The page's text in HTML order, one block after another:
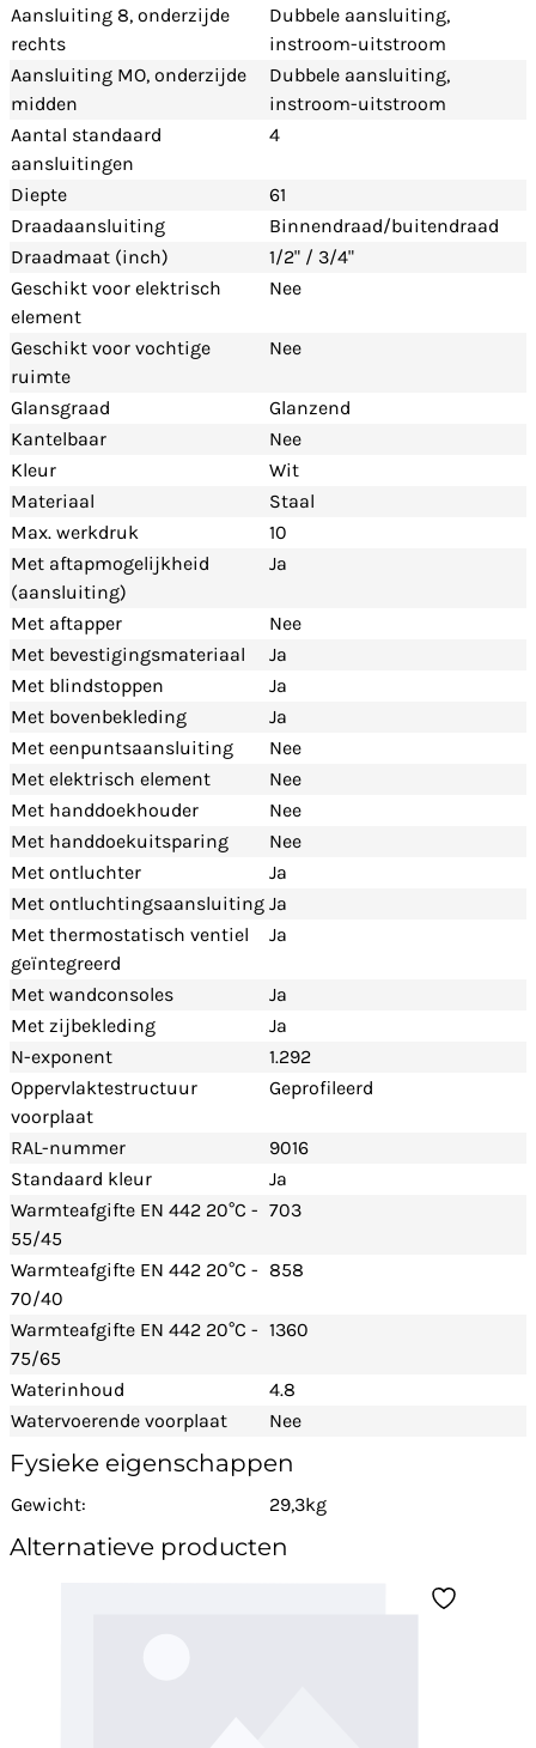
Aansluiting 8, onderzijde
rechts
Dubbele aansluiting,
instroom-uitstroom
Aansluiting MO, onderzijde
midden
Dubbele aansluiting,
instroom-uitstroom
Aantal standaard
aansluitingen
4
Diepte
61
Draadaansluiting
Binnendraad/buitendraad
Draadmaat (inch)
1/2" / 3/4"
Geschikt voor elektrisch
element
Nee
Geschikt voor vochtige
ruimte
Nee
Glansgraad
Glanzend
Kantelbaar
Nee
Kleur
Wit
Materiaal
Staal
Max. werkdruk
10
Met aftapmogelijkheid
(aansluiting)
Ja
Met aftapper
Nee
Met bevestigingsmateriaal
Ja
Met blindstoppen
Ja
Met bovenbekleding
Ja
Met eenpuntsaansluiting
Nee
Met elektrisch element
Nee
Met handdoekhouder
Nee
Met handdoekuitsparing
Nee
Met ontluchter
Ja
Met ontluchtingsaansluiting Ja
Met thermostatisch ventiel
geïntegreerd
Ja
Met wandconsoles
Ja
Met zijbekleding
Ja
N-exponent
1.292
Oppervlaktestructuur
voorplaat
Geprofileerd
RAL-nummer
9016
Standaard kleur
Ja
Warmteafgifte EN 442 20°C -
55/45
703
Warmteafgifte EN 442 20°C -
70/40
858
Warmteafgifte EN 442 20°C -
75/65
1360
Waterinhoud
4.8
Watervoerende voorplaat
Nee
Fysieke eigenschappen
Gewicht: 29,3kg
Alternatieve producten